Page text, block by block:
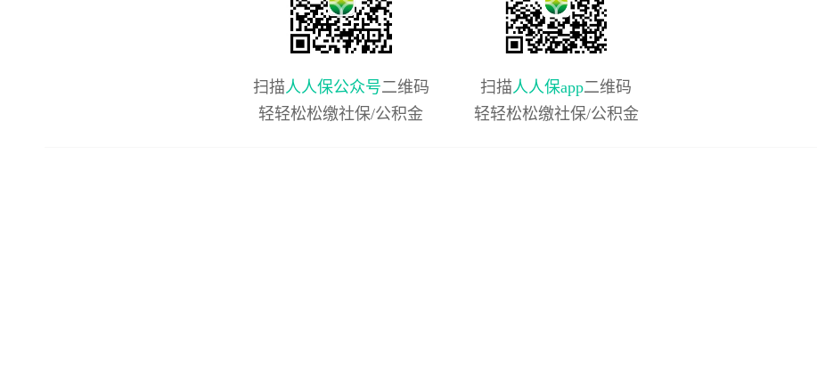
扫描人人保公众号二维码
轻轻松松缴社保/公积金
扫描人人保app二维码
轻轻松松缴社保/公积金